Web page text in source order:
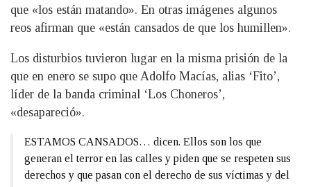
que «los están matando». En otras imágenes algunos
reos afirman que «están cansados de que los humillen».
Los disturbios tuvieron lugar en la misma prisión de la
que en enero se supo que Adolfo Macías, alias ‘Fito’,
líder de la banda criminal ‘Los Choneros’,
«desapareció».
ESTAMOS CANSADOS… dicen. Ellos son los que
generan el terror en las calles y piden que se respeten sus
derechos y que pasan con el derecho de sus víctimas y del